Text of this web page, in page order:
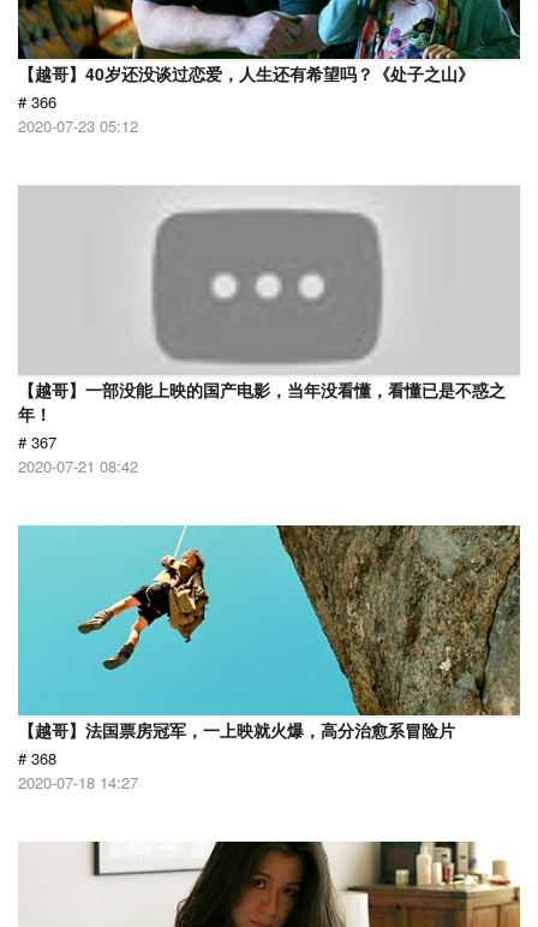
【越哥】40岁还没谈过恋爱，人生还有希望吗？《处子之山》
# 366
2020-07-23 05:12
【越哥】一部没能上映的国产电影，当年没看懂，看懂已是不惑之
年！
# 367
2020-07-21 08:42
【越哥】法国票房冠军，一上映就火爆，高分治愈系冒险片
# 368
2020-07-18 14:27